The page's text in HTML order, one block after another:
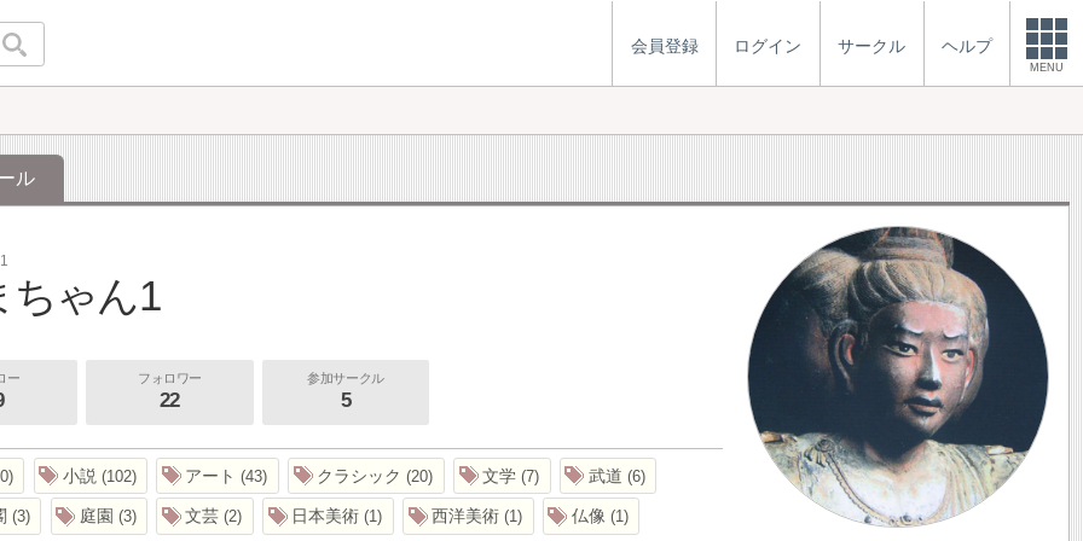
会員登録 ログイン サークル ヘルプ
MENU
ル
ちゃん1
ー フォロワー
22
参加サークル
5
小説 102 アート 43 クラシック 20 文学 7 武道 6
3 庭園 3 文芸 2 日本美術 1 西洋美術 1 仏像 1